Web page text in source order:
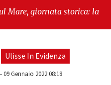
giornata storica: la ceramica
Ulisse In Evidenza
-09 Gennaio 2022 08:18